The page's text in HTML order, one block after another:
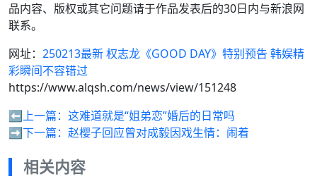
品内容、版权或其它问题请于作品发表后的30日内与新浪网
联系。
网址： 250213最新 权志龙《GOOD DAY》特别预告 韩娱精
彩瞬间不容错过
https://www.alqsh.com/news/view/151248
⬅️上一篇： 这难道就是“姐弟恋”婚后的日常吗
➡️下一篇： 赵樱子回应曾对成毅因戏生情：闹着
相关内容